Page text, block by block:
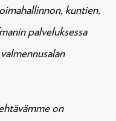
kuntien,
palveluksessa
on